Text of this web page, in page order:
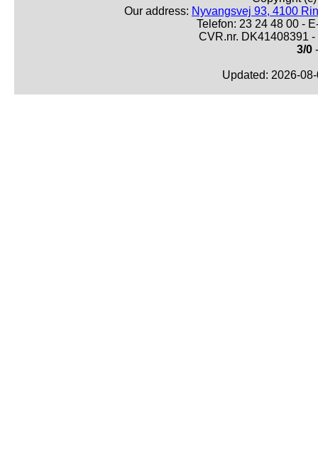
Our address: Nyvangsvej 93, 4100
Telefon: 23 24 48 00 -
CVR.nr. DK41408391
3/0
Updated: 2026-